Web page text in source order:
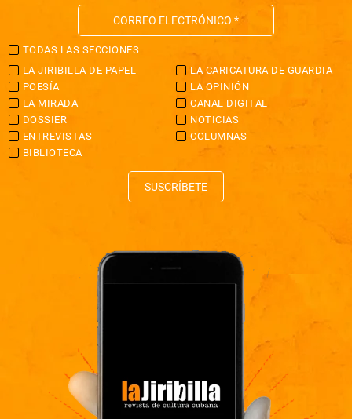
TODAS LAS SECCIONES
LA JIRIBILLA DE PAPEL
LA CARICATURA DE GUARDIA
POESÍA
LA OPINIÓN
LA MIRADA
CANAL DIGITAL
DOSSIER
NOTICIAS
ENTREVISTAS
COLUMNAS
BIBLIOTECA
SUSCRÍBETE